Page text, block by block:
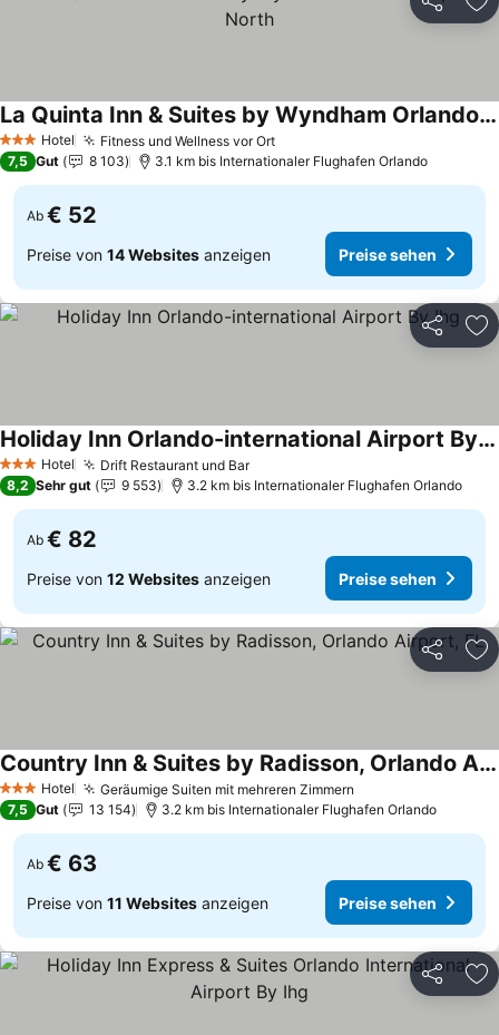
Teilen
3 SterneHotel Fitness und Wellness vor OrtPreise sehen
La Quinta Inn & Suites by Wyndham Orlando Airport North
Preise sehen
7,5 Gut 8 103 3.1 km bis Internationaler Flughafen Orlando
Ab € 52
Preise von 14 Websites anzeigen Preise sehen
Teilen
3 SterneHotel Drift Restaurant und BarPreise sehen
Holiday Inn Orlando-international Airport By Ihg
Preise sehen
8,2 Sehr gut 9 553 3.2 km bis Internationaler Flughafen Orlando
Ab € 82
Preise von 12 Websites anzeigen Preise sehen
Teilen
3 SterneHotel Geräumige Suiten mit mehreren Zimmern
Country Inn & Suites by Radisson, Orlando Airport, FL
Preise sehen
7,5 Gut 13 154 3.2 km bis Internationaler Flughafen Orlando
Ab € 63
Preise von 11 Websites anzeigen Preise sehen
Teilen